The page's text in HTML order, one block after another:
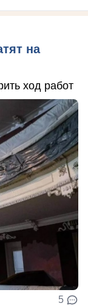
на
ход работ
5